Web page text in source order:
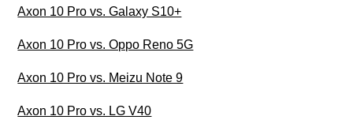
Axon 10 Pro vs. Galaxy S10+
Axon 10 Pro vs. Oppo Reno 5G
Axon 10 Pro vs. Meizu Note 9
Axon 10 Pro vs. LG V40